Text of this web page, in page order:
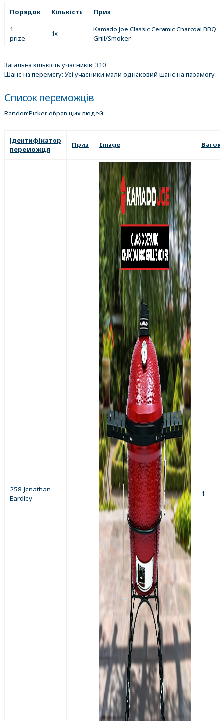
Порядок Кількість
Приз
1
prize
1x
Kamado Joe Classic Ceramic Charcoal BBQ
Grill/Smoker
Загальна кількість учасників: 310
Шанс на перемогу: Усі учасники мали однаковий шанс на парамогу
Список переможців
RandomPicker обрав цих людей:
Ідентифікатор
переможця
Приз Image
258 Jonathan
Eardley
1